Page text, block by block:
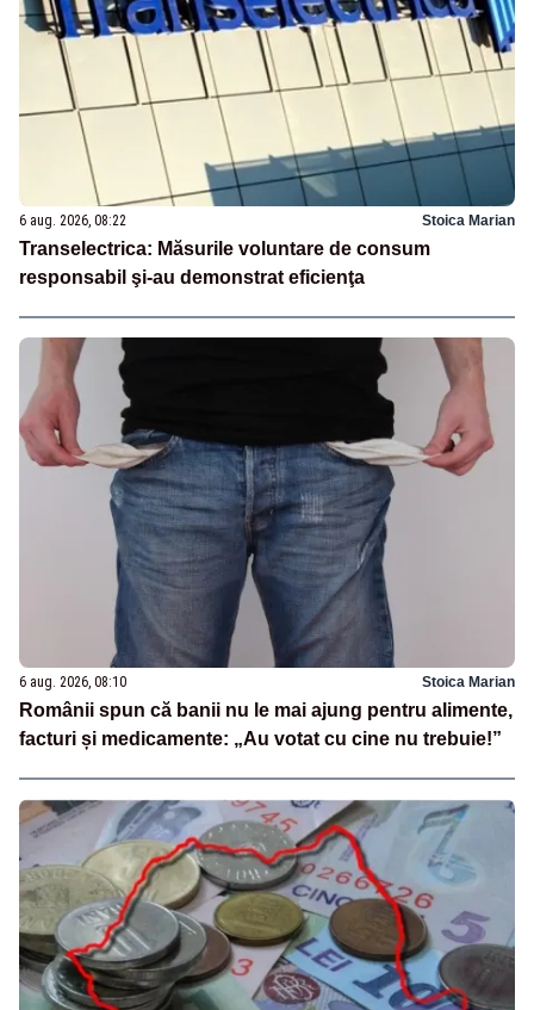
6 aug. 2026, 08:22 Stoica Marian
Transelectrica: Măsurile voluntare de consum
responsabil şi-au demonstrat eficienţa
6 aug. 2026, 08:10 Stoica Marian
Românii spun că banii nu le mai ajung pentru alimente,
facturi și medicamente: „Au votat cu cine nu trebuie!”